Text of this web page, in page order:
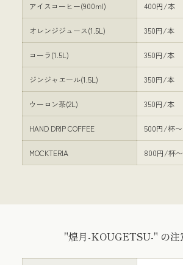
アイスコーヒー(900ml) 400円/本
オレンジジュース(1.5L) 350円/本
コーラ(1.5L) 350円/本
ジンジャエール(1.5L) 350円/本
ウーロン茶(2L) 350円/本
HAND DRIP COFFEE 500円/杯〜
MOCKTERIA 800円/杯〜
"煌月-KOUGETSU-" の注